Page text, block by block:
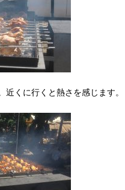
くに行くと熱さを感じます。